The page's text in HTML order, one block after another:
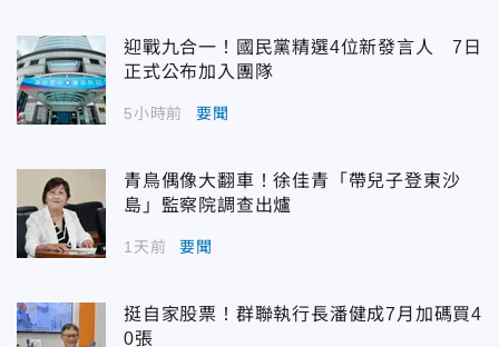
迎戰九合一！國民黨精選4位新發言人 7日
正式公布加入團隊
5小時前 要聞
青鳥偶像大翻車！徐佳青「帶兒子登東沙
島」監察院調查出爐
1天前 要聞
挺自家股票！群聯執行長潘健成7月加碼買4
0張